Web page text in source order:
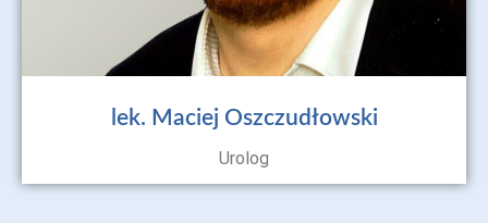
lek. Maciej Oszczudłowski
Urolog